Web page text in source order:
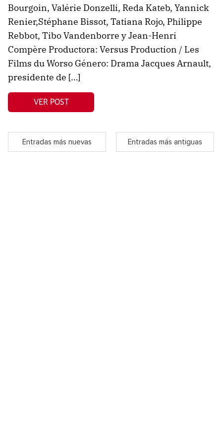
Bourgoin, Valérie Donzelli, Reda Kateb, Yannick
Renier,Stéphane Bissot, Tatiana Rojo, Philippe
Rebbot, Tibo Vandenborre y Jean-Henri
Compère Productora: Versus Production / Les
Films du Worso Género: Drama Jacques Arnault,
presidente de […]
VER POST
Entradas más nuevas Entradas más antiguas